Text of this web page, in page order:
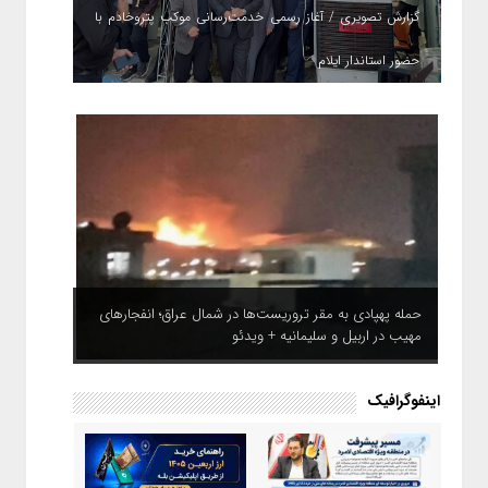
گزارش تصویری / آغاز رسمی خدمت‌رسانی موکب پتروخادم با
حضور استاندار ایلام
حمله پهپادی به مقر تروریست‌ها در شمال عراق؛ انفجارهای
مهیب در اربیل و سلیمانیه + ویدئو
اینفوگرافیک